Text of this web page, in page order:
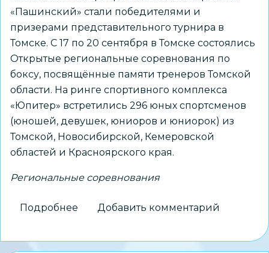
«Пашинский» стали победителями и
призерами представительного турнира в
Томске. С 17 по 20 сентября в Томске состоялись
Открытые региональные соревнования по
боксу, посвящённые памяти тренеров Томской
области. На ринге спортивного комплекса
«Юпитер» встретились 296 юных спортсменов
(юношей, девушек, юниоров и юниорок) из
Томской, Новосибирской, Кемеровской
областей и Красноярского края.
Региональные соревнования
Подробнее
ЦВР
Добавить комментарий